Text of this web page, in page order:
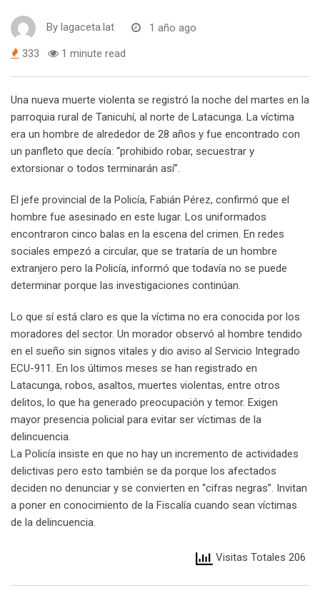
By lagaceta.lat 1 año ago
333 1 minute read
Una nueva muerte violenta se registró la noche del martes en la
parroquia rural de Tanicuhí, al norte de Latacunga. La víctima
era un hombre de alrededor de 28 años y fue encontrado con
un panfleto que decía: “prohibido robar, secuestrar y
extorsionar o todos terminarán así”.
El jefe provincial de la Policía, Fabián Pérez, confirmó que el
hombre fue asesinado en este lugar. Los uniformados
encontraron cinco balas en la escena del crimen. En redes
sociales empezó a circular, que se trataría de un hombre
extranjero pero la Policía, informó que todavía no se puede
determinar porque las investigaciones continúan.
Lo que sí está claro es que la víctima no era conocida por los
moradores del sector. Un morador observó al hombre tendido
en el sueño sin signos vitales y dio aviso al Servicio Integrado
ECU-911. En los últimos meses se han registrado en
Latacunga, robos, asaltos, muertes violentas, entre otros
delitos, lo que ha generado preocupación y temor. Exigen
mayor presencia policial para evitar ser víctimas de la
delincuencia.
La Policía insiste en que no hay un incremento de actividades
delictivas pero esto también se da porque los afectados
deciden no denunciar y se convierten en “cifras negras”. Invitan
a poner en conocimiento de la Fiscalía cuando sean víctimas
de la delincuencia.
Visitas Totales 206